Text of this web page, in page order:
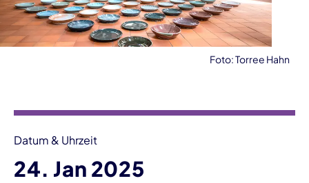
Foto: Torree Hahn
Datum & Uhrzeit
24. Jan 2025